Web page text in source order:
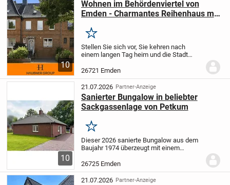
10
Wohnen im Behördenviertel von
Emden - Charmantes Reihenhaus mit
Merken
Stellen Sie sich vor, Sie kehren nach
einem langen Tag heim und die Stadt
selbst mitten in ihr wohnen. Zwischen
roten Backsteinfassaden und altem
Baumbestand...
26721 Emden
10
21.07.2026 Partner-Anzeige
Sanierter Bungalow in beliebter
Sackgassenlage von Petkum
Merken
Dieser 2026 sanierte Bungalow aus dem
Baujahr 1974 überzeugt mit einem
ideale Voraussetzungen für Familien,
Paare oder alle, die komfortables Wohnen
bevorzugen. In...
26725 Emden
21.07.2026 Partner-Anzeige